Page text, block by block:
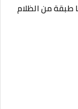
طبقة من الظلام